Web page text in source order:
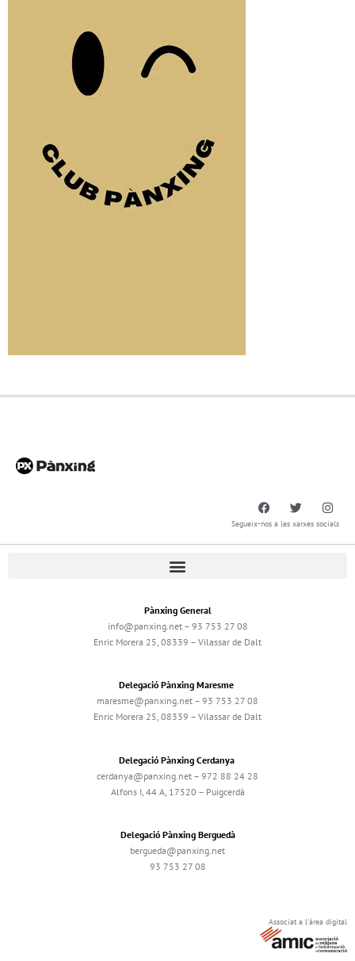
Segueix-nos a les xarxes socials
Pànxing General
info@panxing.net – 93 753 27 08
Enric Morera 25, 08339 – Vilassar de Dalt
Delegació Pànxing Maresme
maresme@panxing.net – 93 753 27 08
Enric Morera 25, 08339 – Vilassar de Dalt
Delegació Pànxing Cerdanya
cerdanya@panxing.net – 972 88 24 28
Alfons I, 44 A, 17520 – Puigcerdà
Delegació Pànxing Berguedà
bergueda@panxing.net
93 753 27 08
Associat a l'àrea digital